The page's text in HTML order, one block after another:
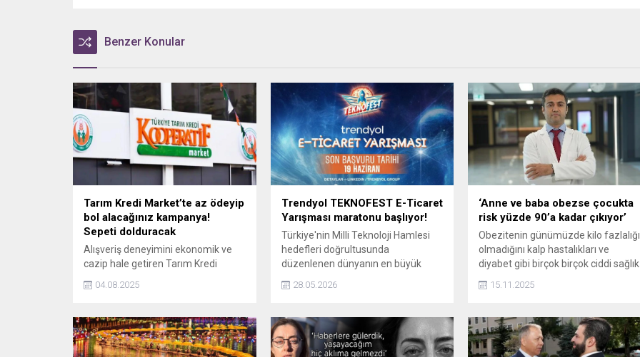
Benzer Konular
Tarım Kredi Market’te az ödeyip
bol alacağınız kampanya!
Sepeti dolduracak
Alışveriş deneyimini ekonomik ve
cazip hale getiren Tarım Kredi
Market'te 4 Ağustos'a kadar
kaçırılmayacak indirimler tüketicileri
sağlayan hem de kaliteli yerli üretim
ürünleri daha geniş kitlelerle
buluşturan Tarım Kredi Market fiyat
04.08.2025
Trendyol TEKNOFEST E-Ticaret
Yarışması maratonu başlıyor!
Türkiye'nin Milli Teknoloji Hamlesi
hedefleri doğrultusunda
düzenlenen dünyanın en büyük
‎havacılık, uzay ve teknoloji festivali
TEKNOFEST kapsamında E-Ticaret
sayım başladı.
28.05.2026
‘Anne ve baba obezse çocukta
risk yüzde 90’a kadar çıkıyor’
Obezitenin günümüzde kilo fazlalığı
olmadığını kalp hastalıkları ve
diyabet gibi birçok birçok ciddi sağlık
sorununa zemin hazırlayan küresel
bir pandemi haline geldiğini
Dr. Mehmet Mehdi Deniz, “Çevresel
etkenler ve yaşam tarzı en az
genetik kadar belirleyici. Genetiğin
15.11.2025